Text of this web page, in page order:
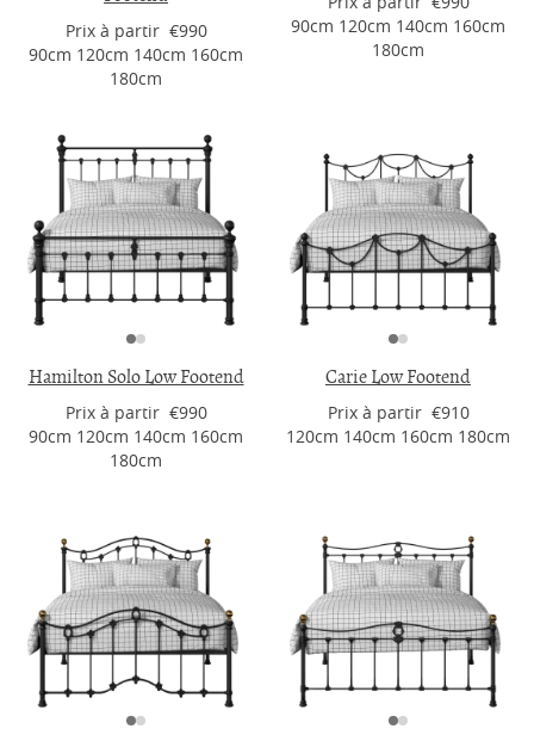
Prix ​​à partir €990
90cm 120cm 140cm 160cm
180cm
90cm 120cm 140cm 160cm
180cm
Hamilton Solo Low Footend
Prix ​​à partir €990
90cm 120cm 140cm 160cm
180cm
Carie Low Footend
Prix ​​à partir €910
120cm 140cm 160cm 180cm